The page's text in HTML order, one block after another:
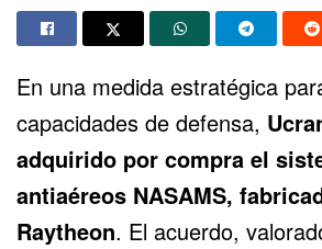
En una medida estratégica
capacidades de defensa,
adquirido por compra el
antiaéreos NASAMS,
Raytheon. El acuerdo,